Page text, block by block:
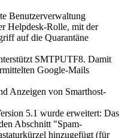
Benutzerverwaltung
Helpdesk-Rolle, mit der
auf die Quarantäne
SMTPUTF8. Damit
Google-Mails
Anzeigen von Smarthost-
5.1 wurde erweitert: Das
Abschnitt "Spam-
hinzugefügt (für